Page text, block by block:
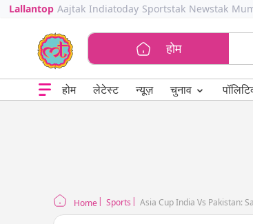
Lallantop Aajtak Indiatoday Sportstak Newstak
होम
होम लेटेस्ट न्यूज़ चुनाव ⌄
Home Sports Asia Cup India Vs Pakistan: